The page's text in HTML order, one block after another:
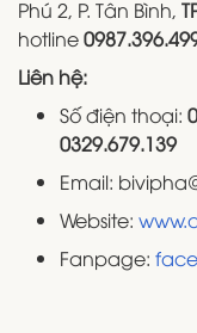
Phú 2, P. Tân Bình,
hotline
Liên hệ:
Số điện thoại:
0329.679.139
Email:
Website:
Fanpage: